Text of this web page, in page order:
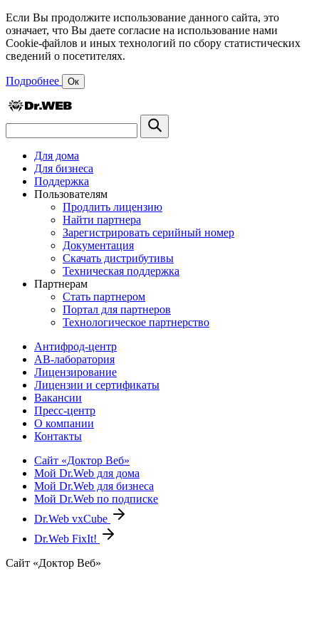
Если Вы продолжите использование данного сайта, это
означает, что Вы даете согласие на использование нами
Cookie-файлов и иных технологий по сбору статистических
сведений о посетителях.
Подробнее Ок
Для дома
Для бизнеса
Поддержка
Пользователям
Продлить лицензию
Найти партнера
Зарегистрировать серийный номер
Документация
Скачать дистрибутивы
Техническая поддержка
Партнерам
Стать партнером
Портал для партнеров
Технологическое партнерство
Антифрод-центр
АВ-лаборатория
Лицензирование
Лицензии и сертификаты
Вакансии
Пресс-центр
О компании
Контакты
Сайт «Доктор Веб»
Мой Dr.Web для дома
Мой Dr.Web для бизнеса
Мой Dr.Web по подписке
Dr.Web vxCube
Dr.Web FixIt!
Сайт «Доктор Веб»